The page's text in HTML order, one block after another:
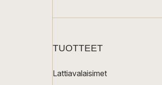
TUOTTEET
Lattiavalaisimet